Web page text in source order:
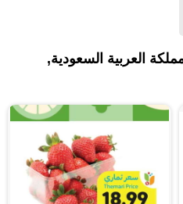
العربية السعودية,